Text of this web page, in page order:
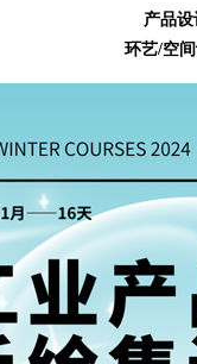
产品
环艺/空